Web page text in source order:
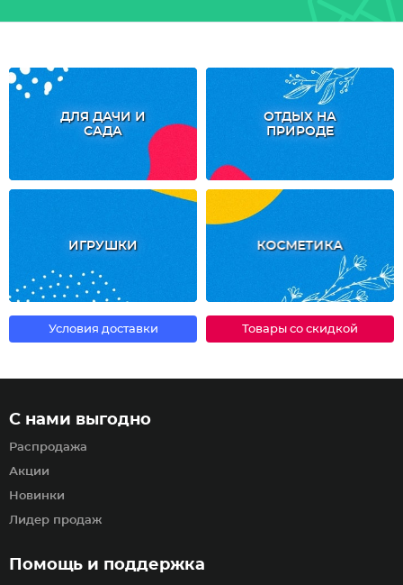
ДЛЯ ДАЧИ И
САДА
ОТДЫХ НА
ПРИРОДЕ
ИГРУШКИ КОСМЕТИКА
Условия доставки Товары со скидкой
Помощь и поддержка
С нами выгодно
Распродажа
Акции
Новинки
Лидер продаж